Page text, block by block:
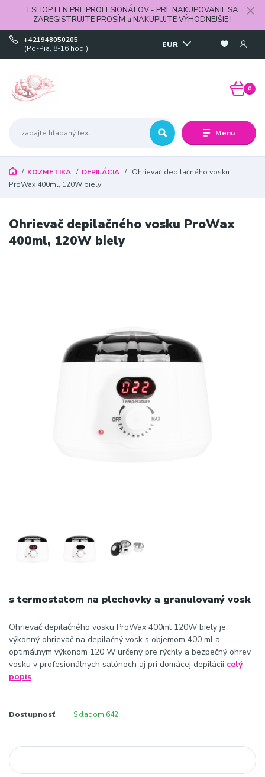
ESHOP LEN PRE PROFESIONÁLOV - PRE NAKUPOVANIE SA
ZAREGISTRUJTE PROSÍM a NAKUPUJTE VÝHODNEJŠIE !
Menu
EUR
+421948050205
(Po-Pia, 8-16 hod.)
0
KOZMETIKA DEPILÁCIA
Ohrievač depilačného vosku
ProWax 400ml, 120W biely
Ohrievač depilačného vosku ProWax
400ml, 120W biely
s termostatom na plechovky a granulovaný vosk
Ohrievač depilačného vosku ProWax 400ml 120W biely je
výkonný ohrievač na depilačný vosk s objemom 400 ml a
optimálnym výkonom 120 W určený pre rýchly a bezpečný ohrev
vosku v profesionálnych salónoch aj pri domácej depilácii celý
popis
Dostupnosť Skladom 642